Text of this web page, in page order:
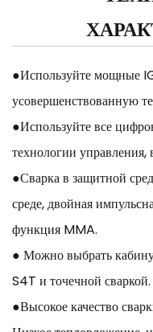
●Используйте мощные
усовершенствованную
●Используйте все
технологии
●Сварка в защитной
среде, двойная
функция MMA.
● Можно выбрать
S4T и точечной сваркой.
●Высокое качество